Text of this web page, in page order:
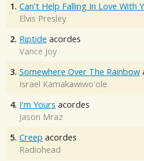
1. Can't Help Falling In Love With
Elvis Presley
2. Riptide acordes
Vance Joy
3. Somewhere Over The Rainbow
Israel Kamakawiwo'ole
4. I'm Yours acordes
Jason Mraz
5. Creep acordes
Radiohead